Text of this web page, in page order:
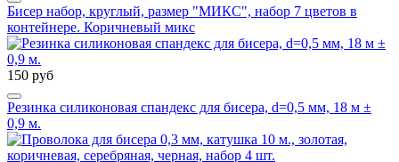
Бисер набор, круглый, размер "МИКС", набор 7 цветов в
контейнере. Коричневый микс
150 руб
Резинка силиконовая спандекс для бисера, d=0,5 мм, 18 м ±
0,9 м.